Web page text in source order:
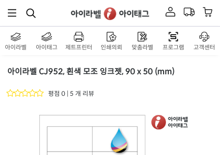
아이라벨 아이태그 제트프린터 인쇄의뢰 맞춤라벨 프로그램 고객센터
아이라벨 CJ952, 흰색 모조 잉크젯, 90 x 50 (mm)
평점 0 | 5 개 리뷰